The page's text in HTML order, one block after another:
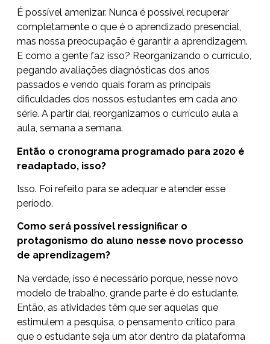
É possível amenizar. Nunca é possível recuperar
completamente o que é o aprendizado presencial,
mas nossa preocupação é garantir a aprendizagem.
E como a gente faz isso? Reorganizando o currículo,
pegando avaliações diagnósticas dos anos
passados e vendo quais foram as principais
dificuldades dos nossos estudantes em cada ano
série. A partir daí, reorganizamos o currículo aula a
aula, semana a semana.
Então o cronograma programado para 2020 é
readaptado, isso?
Isso. Foi refeito para se adequar e atender esse
período.
Como será possível ressignificar o
protagonismo do aluno nesse novo processo
de aprendizagem?
Na verdade, isso é necessário porque, nesse novo
modelo de trabalho, grande parte é do estudante.
Então, as atividades têm que ser aquelas que
estimulem a pesquisa, o pensamento crítico para
que o estudante seja um ator dentro da plataforma